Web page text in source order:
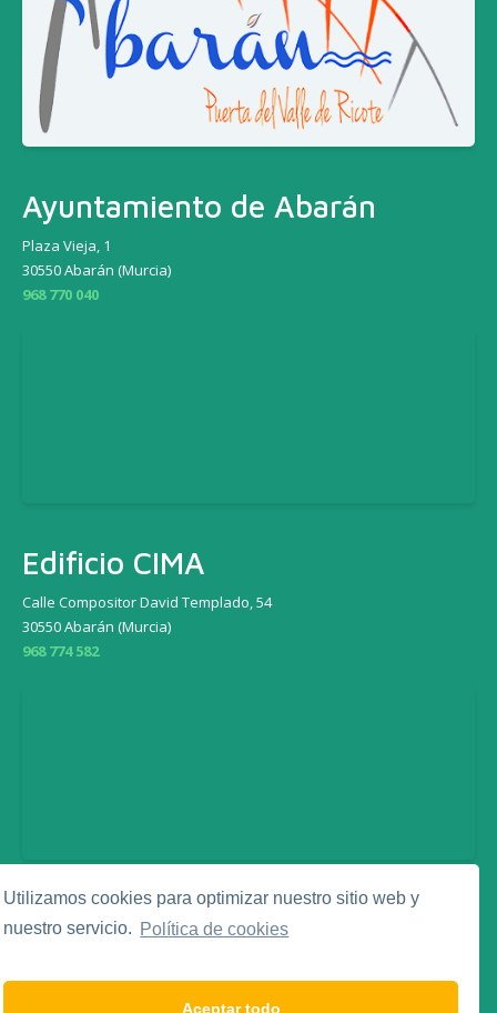
Utilizamos cookies para optimizar nuestro sitio web y
nuestro servicio. Política de cookies
Aceptar todo
Ayuntamiento de Abarán
Plaza Vieja, 1
30550 Abarán (Murcia)
968 770 040
Edificio CIMA
Calle Compositor David Templado, 54
30550 Abarán (Murcia)
968 774 582
Legal
Política de Privacidad